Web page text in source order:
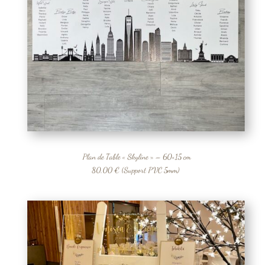
Plan de Table « Skyline » – 60×15 cm
80,00 € (Support PVC 5mm)